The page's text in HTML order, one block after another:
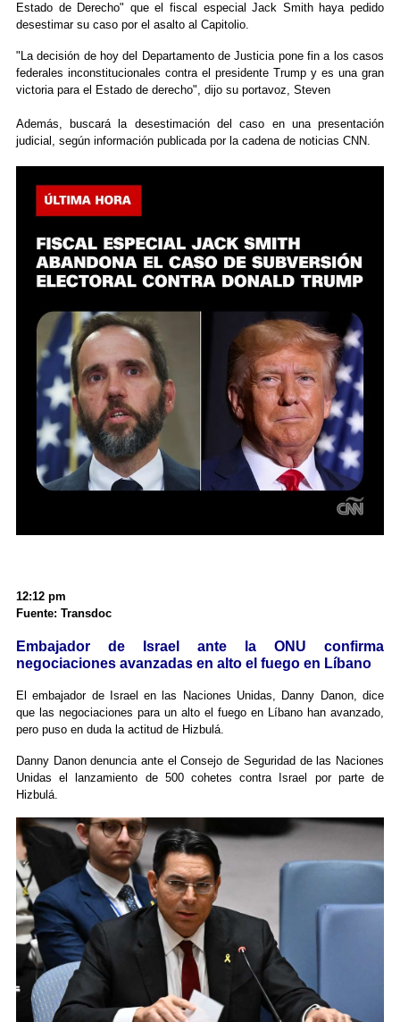
Estado de Derecho" que el fiscal especial Jack Smith haya pedido
desestimar su caso por el asalto al Capitolio.
"La decisión de hoy del Departamento de Justicia pone fin a los casos
federales inconstitucionales contra el presidente Trump y es una gran
victoria para el Estado de derecho", dijo su portavoz, Steven
Además, buscará la desestimación del caso en una presentación
judicial, según información publicada por la cadena de noticias CNN.
12:12 pm
Fuente: Transdoc
Embajador de Israel ante la ONU confirma
negociaciones avanzadas en alto el fuego en Líbano
El embajador de Israel en las Naciones Unidas, Danny Danon, dice
que las negociaciones para un alto el fuego en Líbano han avanzado,
pero puso en duda la actitud de Hizbulá.
Danny Danon denuncia ante el Consejo de Seguridad de las Naciones
Unidas el lanzamiento de 500 cohetes contra Israel por parte de
Hizbulá.